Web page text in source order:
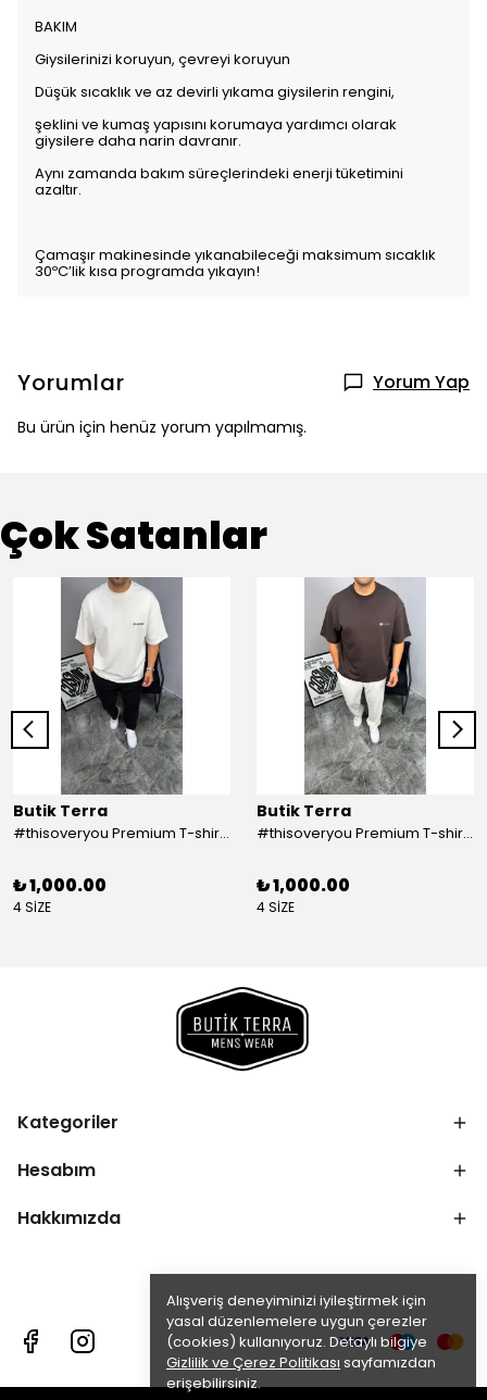
Alışveriş deneyiminizi iyileştirmek için
yasal düzenlemelere uygun çerezler
(cookies) kullanıyoruz. Detaylı bilgiye
Gizlilik ve Çerez Politikası sayfamızdan
erişebilirsiniz.
BAKIM
Giysilerinizi koruyun, çevreyi koruyun
Düşük sıcaklık ve az devirli yıkama giysilerin rengini,
şeklini ve kumaş yapısını korumaya yardımcı olarak
giysilere daha narin davranır.
Aynı zamanda bakım süreçlerindeki enerji tüketimini
azaltır.
Çamaşır makinesinde yıkanabileceği maksimum sıcaklık
30ºC’lik kısa programda yıkayın!
Yorumlar Yorum Yap
Bu ürün için henüz yorum yapılmamış.
Çok Satanlar
Butik Terra
#thisoveryou Premium T-shirt Beyaz
₺ 1,000.00
4 SİZE
Butik Terra
#thisoveryou Premium T-shirt Kahve
₺ 1,000.00
4 SİZE
Kategoriler
Hesabım
Hakkımızda